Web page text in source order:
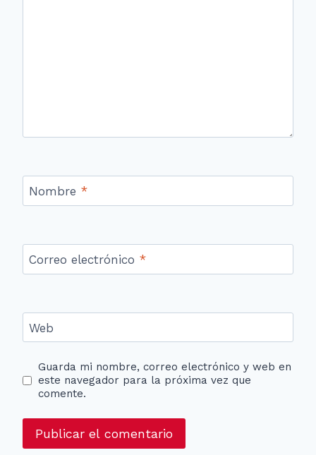
Nombre *
Correo electrónico *
Web
Guarda mi nombre, correo electrónico y web en
este navegador para la próxima vez que
comente.